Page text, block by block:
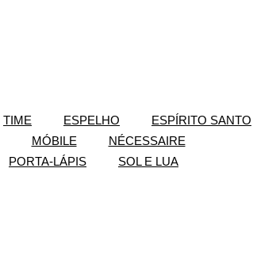
TIME ESPELHO
ESPÍRITO SANTO
MÓBILE
NÉCESSAIRE
PORTA-LÁPIS
SOL E LUA